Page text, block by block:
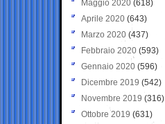
Maggio 2020 (618)
Aprile 2020 (643)
Marzo 2020 (437)
Febbraio 2020 (593)
Gennaio 2020 (596)
Dicembre 2019 (542)
Novembre 2019 (316)
Ottobre 2019 (631)